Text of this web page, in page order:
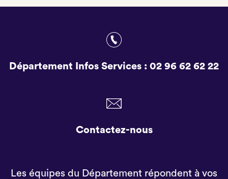
Département Infos Services : 02 96 62 62 22
Contactez-nous
Les équipes du Département répondent à vos